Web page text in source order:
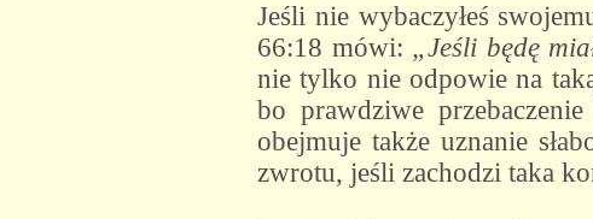
Jeśli nie wybaczyłeś
66:18 mówi: „Jeśli będę
nie tylko nie odpowie na
bo prawdziwe
obejmuje także uznanie
zwrotu, jeśli zachodzi taka